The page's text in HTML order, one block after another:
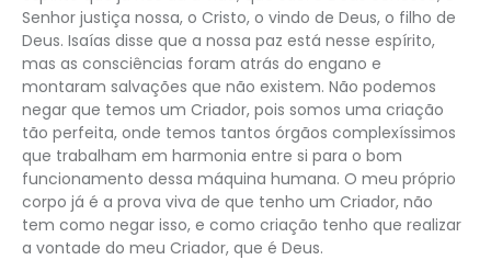
Senhor justiça nossa, o Cristo, o vindo de Deus, o filho de
Deus. Isaías disse que a nossa paz está nesse espírito,
mas as consciências foram atrás do engano e
montaram salvações que não existem. Não podemos
negar que temos um Criador, pois somos uma criação
tão perfeita, onde temos tantos órgãos complexíssimos
que trabalham em harmonia entre si para o bom
funcionamento dessa máquina humana. O meu próprio
corpo já é a prova viva de que tenho um Criador, não
tem como negar isso, e como criação tenho que realizar
a vontade do meu Criador, que é Deus.